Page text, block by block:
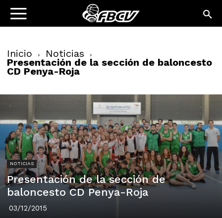
Inicio Noticias
Presentación de la sección de baloncesto
CD Penya-Roja
NOTICIAS
Presentación de la sección de
baloncesto CD Penya-Roja
03/12/2015